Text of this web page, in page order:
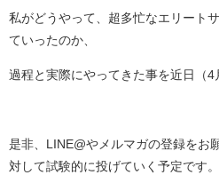
私がどうやって、超多忙なエリート
ていったのか、
過程と実際にやってきた事を近日（4
是非、LINE@やメルマガの登録をお
対して試験的に投げていく予定です。